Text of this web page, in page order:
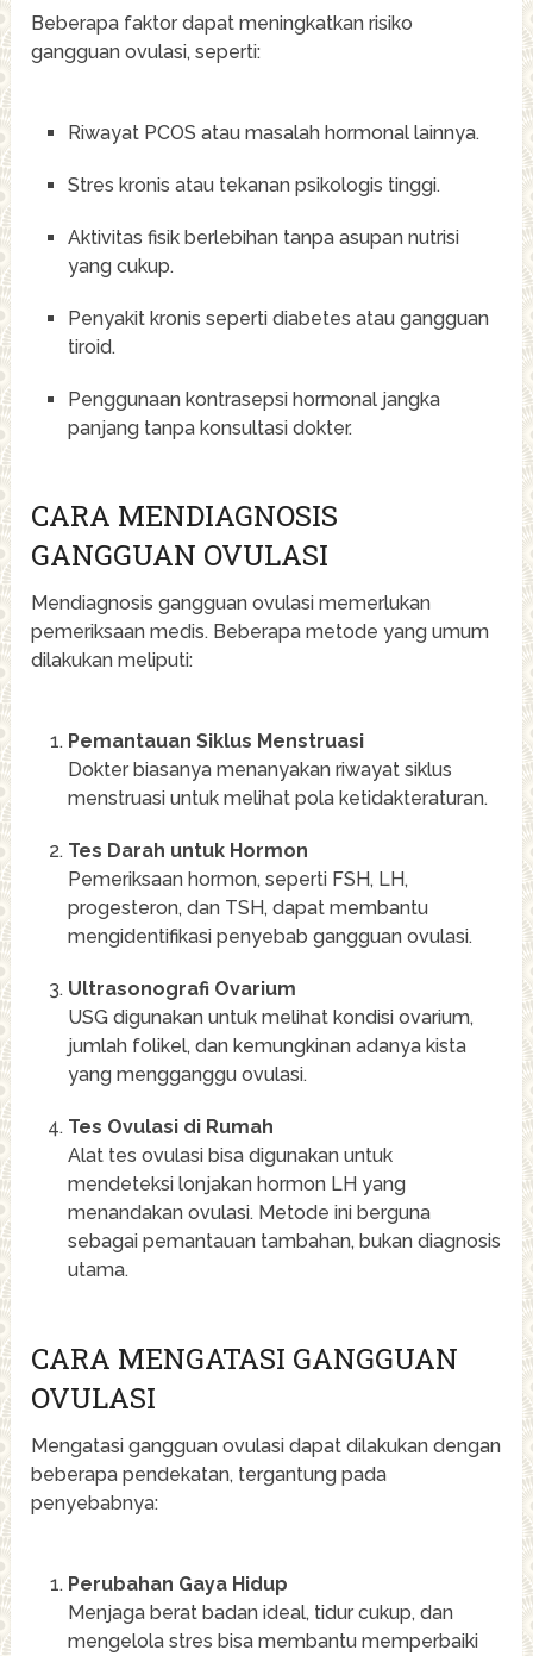
Beberapa faktor dapat meningkatkan risiko
gangguan ovulasi, seperti:
Riwayat PCOS atau masalah hormonal lainnya.
Stres kronis atau tekanan psikologis tinggi.
Aktivitas fisik berlebihan tanpa asupan nutrisi
yang cukup.
Penyakit kronis seperti diabetes atau gangguan
tiroid.
Penggunaan kontrasepsi hormonal jangka
panjang tanpa konsultasi dokter.
CARA MENDIAGNOSIS
GANGGUAN OVULASI
Mendiagnosis gangguan ovulasi memerlukan
pemeriksaan medis. Beberapa metode yang umum
dilakukan meliputi:
Pemantauan Siklus Menstruasi
Dokter biasanya menanyakan riwayat siklus
menstruasi untuk melihat pola ketidakteraturan.
Tes Darah untuk Hormon
Pemeriksaan hormon, seperti FSH, LH,
progesteron, dan TSH, dapat membantu
mengidentifikasi penyebab gangguan ovulasi.
Ultrasonografi Ovarium
USG digunakan untuk melihat kondisi ovarium,
jumlah folikel, dan kemungkinan adanya kista
yang mengganggu ovulasi.
Tes Ovulasi di Rumah
Alat tes ovulasi bisa digunakan untuk
mendeteksi lonjakan hormon LH yang
menandakan ovulasi. Metode ini berguna
sebagai pemantauan tambahan, bukan diagnosis
utama.
CARA MENGATASI GANGGUAN
OVULASI
Mengatasi gangguan ovulasi dapat dilakukan dengan
beberapa pendekatan, tergantung pada
penyebabnya:
Perubahan Gaya Hidup
Menjaga berat badan ideal, tidur cukup, dan
mengelola stres bisa membantu memperbaiki